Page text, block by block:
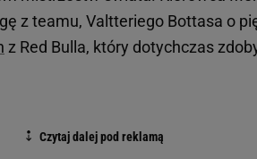
z teamu, Valtteriego Bottasa o
z Red Bulla, który dotychczas